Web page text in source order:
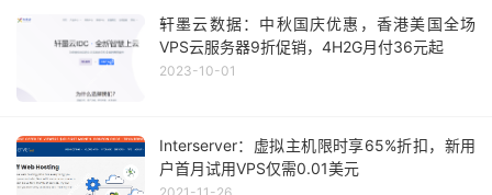
轩墨云数据：中秋国庆优惠，香港美国全场
VPS云服务器9折促销，4H2G月付36元起
2023-10-01
Interserver：虚拟主机限时享65%折扣，新用
户首月试用VPS仅需0.01美元